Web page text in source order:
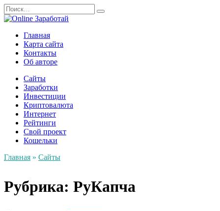
Перейти
к
содержанию
Search
for:
Главная
Карта сайта
Контакты
Об авторе
Сайты
Заработки
Инвестиции
Криптовалюта
Интернет
Рейтинги
Свой проект
Кошельки
Главная » Сайты
Рубрика: РуКапча